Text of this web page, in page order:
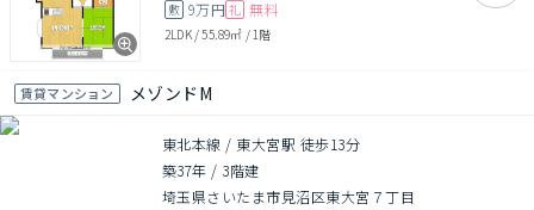
敷 9万円 礼 無料
2LDK/55.89㎡ / 1階
賃貸マンション メゾンドM
東北本線 / 東大宮駅 徒歩13分
築37年 / 3階建
埼玉県さいたま市見沼区東大宮７丁目